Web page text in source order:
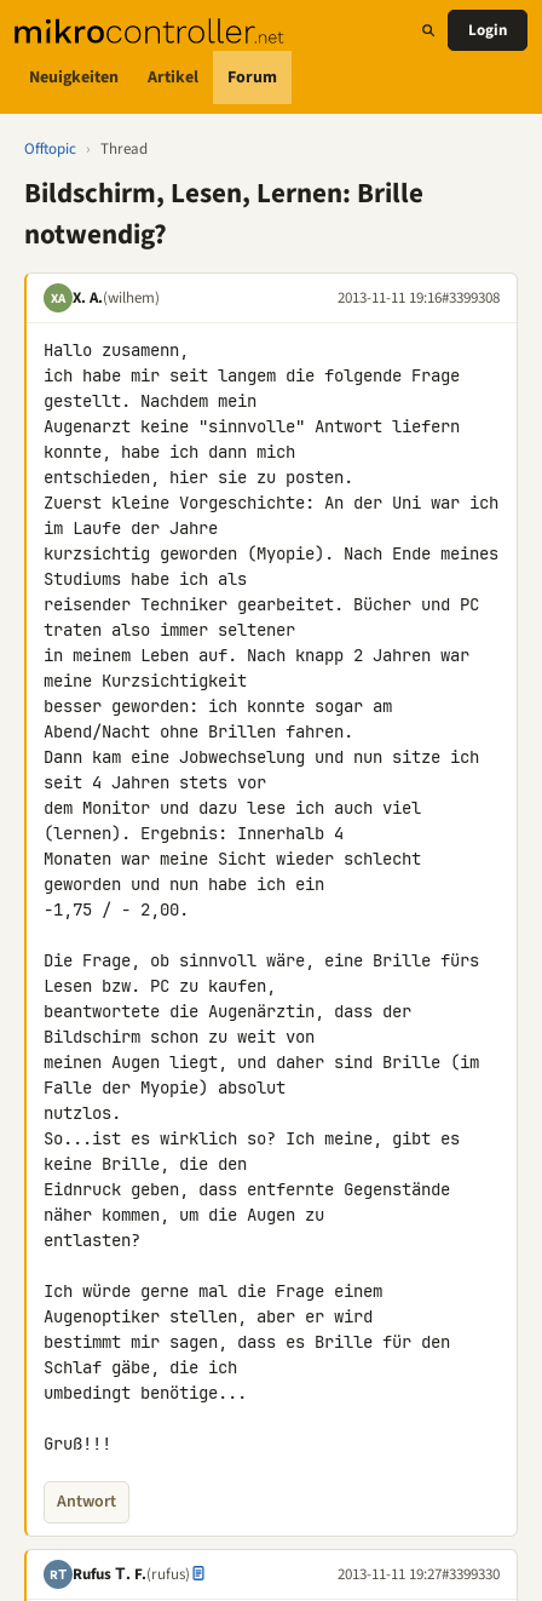
Neuigkeiten Artikel Forum
Login
Offtopic › Thread
Bildschirm, Lesen, Lernen: Brille
notwendig?
XA X. A.(wilhem) 2013-11-11 19:16#3399308
Hallo zusamenn,
ich habe mir seit langem die folgende Frage
gestellt. Nachdem mein
Augenarzt keine "sinnvolle" Antwort liefern
konnte, habe ich dann mich
entschieden, hier sie zu posten.
Zuerst kleine Vorgeschichte: An der Uni war ich
im Laufe der Jahre
kurzsichtig geworden (Myopie). Nach Ende meines
Studiums habe ich als
reisender Techniker gearbeitet. Bücher und PC
traten also immer seltener
in meinem Leben auf. Nach knapp 2 Jahren war
meine Kurzsichtigkeit
besser geworden: ich konnte sogar am
Abend/Nacht ohne Brillen fahren.
Dann kam eine Jobwechselung und nun sitze ich
seit 4 Jahren stets vor
dem Monitor und dazu lese ich auch viel
(lernen). Ergebnis: Innerhalb 4
Monaten war meine Sicht wieder schlecht
geworden und nun habe ich ein
-1,75 / - 2,00.
Die Frage, ob sinnvoll wäre, eine Brille fürs
Lesen bzw. PC zu kaufen,
beantwortete die Augenärztin, dass der
Bildschirm schon zu weit von
meinen Augen liegt, und daher sind Brille (im
Falle der Myopie) absolut
nutzlos.
So...ist es wirklich so? Ich meine, gibt es
keine Brille, die den
Eidnruck geben, dass entfernte Gegenstände
näher kommen, um die Augen zu
entlasten?
Ich würde gerne mal die Frage einem
Augenoptiker stellen, aber er wird
bestimmt mir sagen, dass es Brille für den
Schlaf gäbe, die ich
umbedingt benötige...
Gruß!!!
Antwort
RΤ Rufus Τ. F.(rufus) 2013-11-11 19:27#3399330